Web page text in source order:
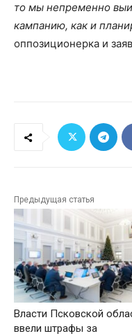
то мы непременно
кампанию, как и
оппозиционерка и
Предыдущая статья
Власти Псковской
ввели штрафы за